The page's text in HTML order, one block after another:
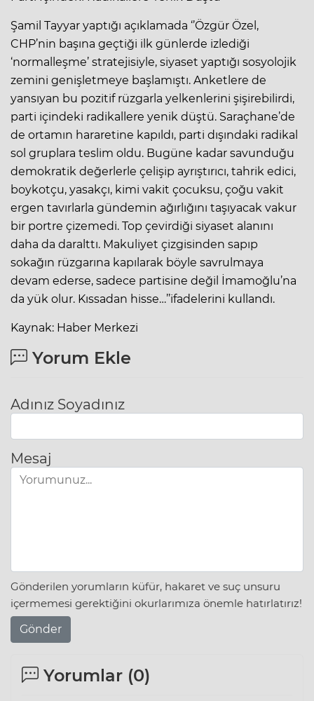
Şamil Tayyar yaptığı açıklamada ‘’Özgür Özel,
CHP’nin başına geçtiği ilk günlerde izlediği
‘normalleşme’ stratejisiyle, siyaset yaptığı sosyolojik
zemini genişletmeye başlamıştı. Anketlere de
yansıyan bu pozitif rüzgarla yelkenlerini şişirebilirdi,
parti içindeki radikallere yenik düştü. Saraçhane’de
de ortamın hararetine kapıldı, parti dışındaki radikal
sol gruplara teslim oldu. Bugüne kadar savunduğu
demokratik değerlerle çelişip ayrıştırıcı, tahrik edici,
boykotçu, yasakçı, kimi vakit çocuksu, çoğu vakit
ergen tavırlarla gündemin ağırlığını taşıyacak vakur
bir portre çizemedi. Top çevirdiği siyaset alanını
daha da daralttı. Makuliyet çizgisinden sapıp
sokağın rüzgarına kapılarak böyle savrulmaya
devam ederse, sadece partisine değil İmamoğlu’na
da yük olur. Kıssadan hisse…’’ifadelerini kullandı.
Kaynak: Haber Merkezi
Yorum Ekle
Adınız Soyadınız
Mesaj
Gönderilen yorumların küfür, hakaret ve suç unsuru
içermemesi gerektiğini okurlarımıza önemle hatırlatırız!
Gönder
Yorumlar (0)